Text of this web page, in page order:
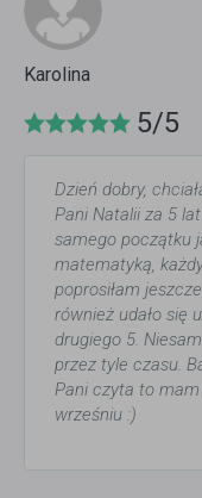
Karolina
5/5
Dzień dobry,
Pani Natalii za 5
samego początku
matematyką,
poprosiłam
również udało się
drugiego 5.
przez tyle czasu.
Pani czyta to
wrześniu :)